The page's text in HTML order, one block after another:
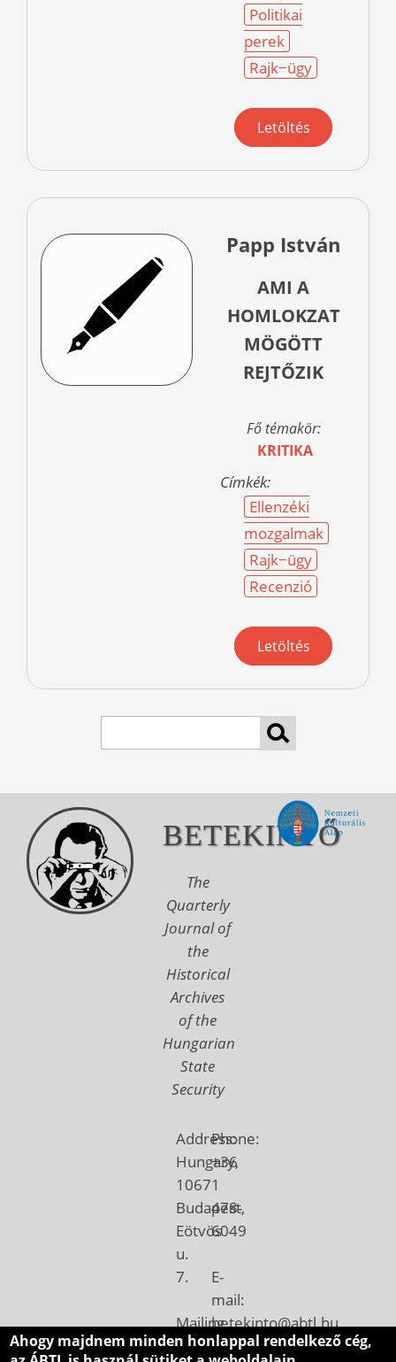
Politikai
perek
Rajk−ügy
Letöltés
Papp István
AMI A
HOMLOKZAT
MÖGÖTT
REJTŐZIK
Fő témakör:
KRITIKA
Címkék:
Ellenzéki
mozgalmak
Rajk−ügy
Recenzió
Letöltés
BETEKINTŐ
The
Quarterly
Journal of
the
Historical
Archives
of the
Hungarian
State
Security
Address:
Hungary,
1067
Budapest,
Eötvös
u.
7.
Mailing
address:
Phone:
+36
1
478-
6049
E-
mail:
betekinto@abtl.hu
Ahogy majdnem minden honlappal rendelkező cég,